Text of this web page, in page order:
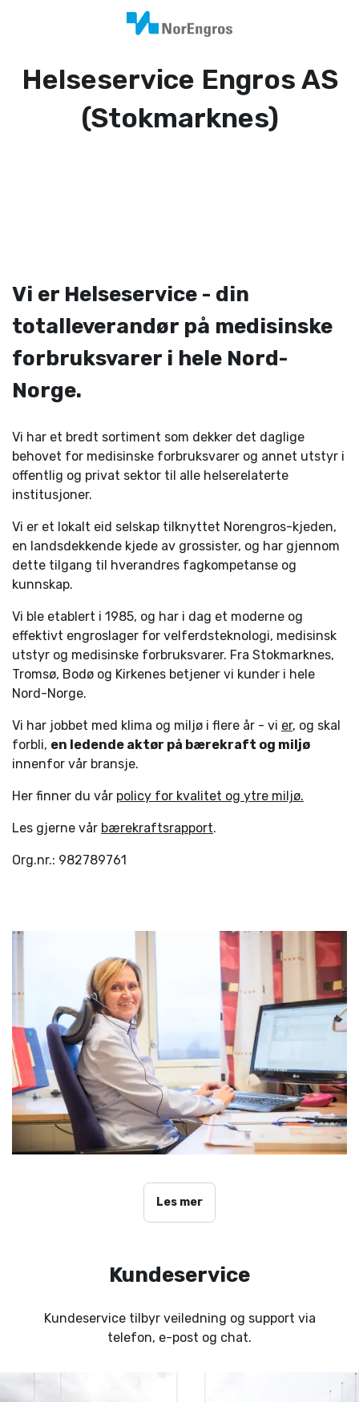
Helseservice Engros AS
(Stokmarknes)
Vi er Helseservice - din
totalleverandør på medisinske
forbruksvarer i hele Nord-
Norge.
Vi har et bredt sortiment som dekker det daglige
behovet for medisinske forbruksvarer og annet utstyr i
offentlig og privat sektor til alle helserelaterte
institusjoner.
Vi er et lokalt eid selskap tilknyttet Norengros-kjeden,
en landsdekkende kjede av grossister, og har gjennom
dette tilgang til hverandres fagkompetanse og
kunnskap.
Vi ble etablert i 1985, og har i dag et moderne og
effektivt engroslager for velferdsteknologi, medisinsk
utstyr og medisinske forbruksvarer. Fra Stokmarknes,
Tromsø, Bodø og Kirkenes betjener vi kunder i hele
Nord-Norge.
Vi har jobbet med klima og miljø i flere år - vi er, og skal
forbli, en ledende aktør på bærekraft og miljø
innenfor vår bransje.
Her finner du vår policy for kvalitet og ytre miljø.
Les gjerne vår bærekraftsrapport.
Org.nr.: 982789761
Les mer
Kundeservice
Kundeservice tilbyr veiledning og support via
telefon, e-post og chat.